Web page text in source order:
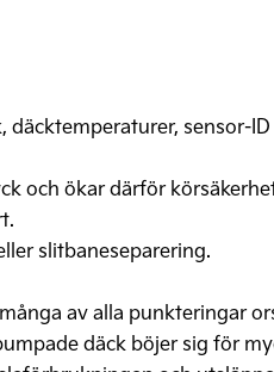
sensor-
och ökar därför
slitbaneseparering.
av alla punkteringar
däck böjer sig för